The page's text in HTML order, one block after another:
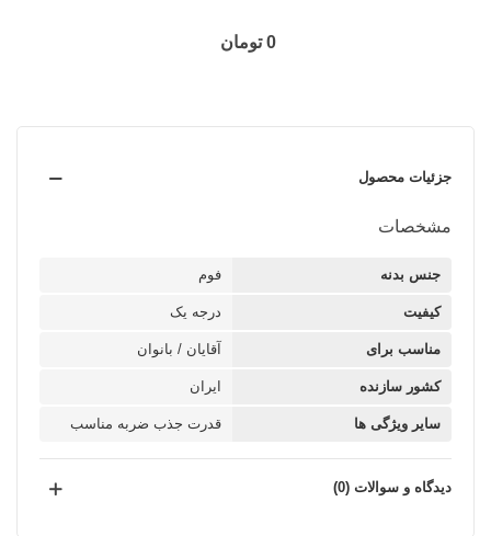
0 تومان
جزئیات محصول
مشخصات
جنس بدنه فوم
کیفیت درجه یک
مناسب برای آقایان / بانوان
کشور سازنده ایران
سایر ویژگی ها قدرت جذب ضربه مناسب
دیدگاه و سوالات (0)